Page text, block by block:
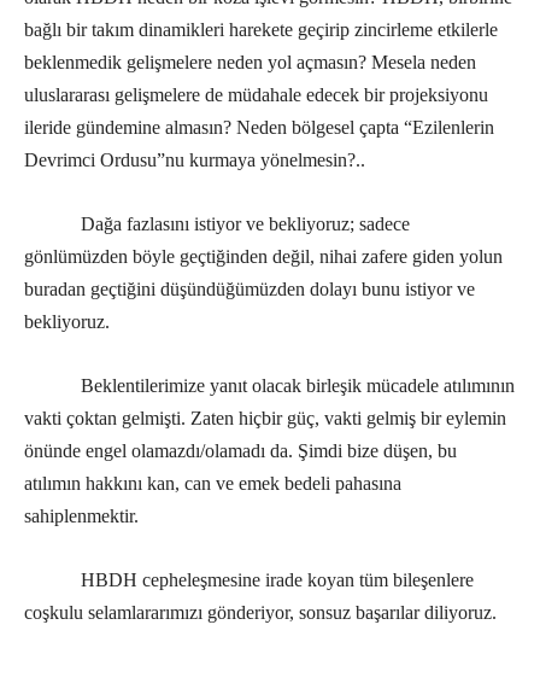
bağlı bir takım dinamikleri harekete geçirip zincirleme etkilerle
beklenmedik gelişmelere neden yol açmasın? Mesela neden
uluslararası gelişmelere de müdahale edecek bir projeksiyonu
ileride gündemine almasın? Neden bölgesel çapta “Ezilenlerin
Devrimci Ordusu”nu kurmaya yönelmesin?..
Dağa fazlasını istiyor ve bekliyoruz; sadece
gönlümüzden böyle geçtiğinden değil, nihai zafere giden yolun
buradan geçtiğini düşündüğümüzden dolayı bunu istiyor ve
bekliyoruz.
Beklentilerimize yanıt olacak birleşik mücadele atılımının
vakti çoktan gelmişti. Zaten hiçbir güç, vakti gelmiş bir eylemin
önünde engel olamazdı/olamadı da. Şimdi bize düşen, bu
atılımın hakkını kan, can ve emek bedeli pahasına
sahiplenmektir.
HBDH cepheleşmesine irade koyan tüm bileşenlere
coşkulu selamlararımızı gönderiyor, sonsuz başarılar diliyoruz.